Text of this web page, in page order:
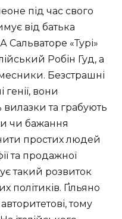
під час свого
від батька
«Турі»
Робін Гуд, а
Безстрашні
вони
вилазки та грабують
чи бажання
простих людей
та продажної
такий розвиток
політиків. Ґільяно
тому